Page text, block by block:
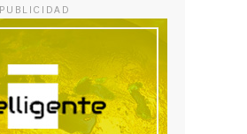
PUBLICIDAD